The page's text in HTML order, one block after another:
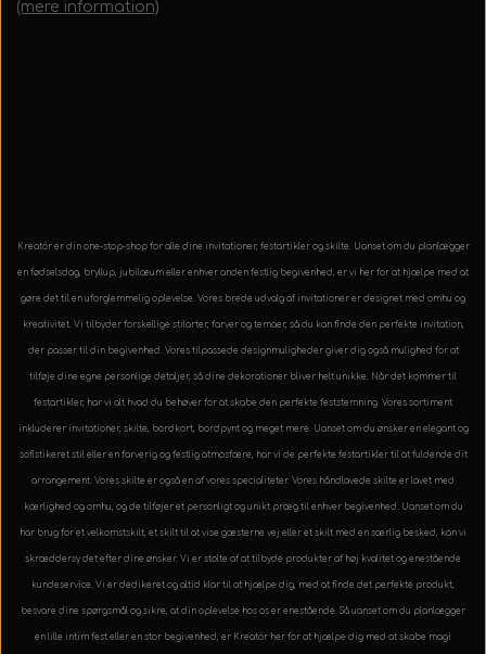
(mere information)
Kreatór er din one-stop-shop for alle dine invitationer, festartikler og skilte. Uanset om du planlægger
en fødselsdag, bryllup, jubilæum eller enhver anden festlig begivenhed, er vi her for at hjælpe med at
gøre det til en uforglemmelig oplevelse. Vores brede udvalg af invitationer er designet med omhu og
kreativitet. Vi tilbyder forskellige stilarter, farver og temaer, så du kan finde den perfekte invitation,
der passer til din begivenhed. Vores tilpassede designmuligheder giver dig også mulighed for at
tilføje dine egne personlige detaljer, så dine dekorationer bliver helt unikke. Når det kommer til
festartikler, har vi alt hvad du behøver for at skabe den perfekte feststemning. Vores sortiment
inkluderer invitationer, skilte, bordkort, bordpynt og meget mere. Uanset om du ønsker en elegant og
sofistikeret stil eller en farverig og festlig atmosfære, har vi de perfekte festartikler til at fuldende dit
arrangement. Vores skilte er også en af vores specialiteter. Vores håndlavede skilte er lavet med
kærlighed og omhu, og de tilføjer et personligt og unikt præg til enhver begivenhed. Uanset om du
har brug for et velkomstskilt, et skilt til at vise gæsterne vej eller et skilt med en særlig besked, kan vi
skræddersy det efter dine ønsker. Vi er stolte af at tilbyde produkter af høj kvalitet og enestående
kundeservice. Vi er dedikeret og altid klar til at hjælpe dig, med at finde det perfekte produkt,
besvare dine spørgsmål og sikre, at din oplevelse hos os er enestående. Så uanset om du planlægger
en lille intim fest eller en stor begivenhed, er Kreatór her for at hjælpe dig med at skabe magi